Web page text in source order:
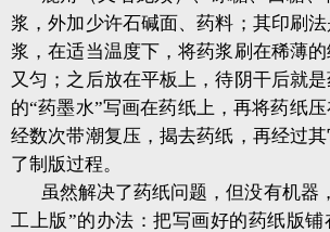
浆，外加少许石碱面、药料；其印刷
浆，在适当温度下，将药浆刷在稀薄
又匀；之后放在平板上，待阴干后就
的“药墨水”写画在药纸上，再将药纸压
经数次带潮复压，揭去药纸，再经过
了制版过程。
虽然解决了药纸问题，但没有机器
工上版”的办法：把写画好的药纸版铺